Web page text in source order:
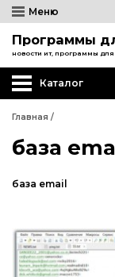
Меню
Программы
новости ит, программы
Каталог
Главная /
база
база email